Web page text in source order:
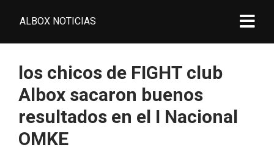
ALBOX NOTICIAS
los chicos de FIGHT club
Albox sacaron buenos
resultados en el I Nacional
OMKE